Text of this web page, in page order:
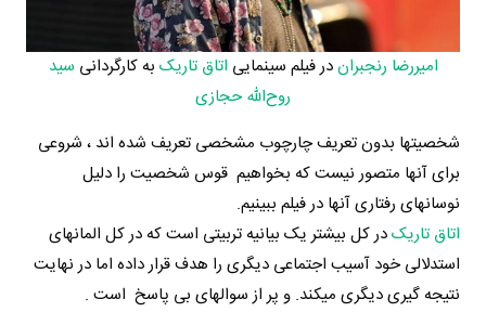
امیررضا رنجبراندر فیلم سینمایی اتاق تاریک به کارگردانی سید
روح‌الله حجازی
شخصیتها بدون تعریف چارچوب مشخصی تعریف شده اند ، شروعی
برای آنها متصور نیست که بخواهیم قوس شخصیت را دلیل
نوسانهای رفتاری آنها در فیلم ببینیم.
اتاق تاریکدر کل بیشتر یک بیانیه تربیتی است که در کل المانهای
استدلالی خود آسیب اجتماعی دیگری را هدف قرار داده اما در نهایت
نتیجه گیری دیگری میکند. و پر از سوالهای بی پاسخ است .